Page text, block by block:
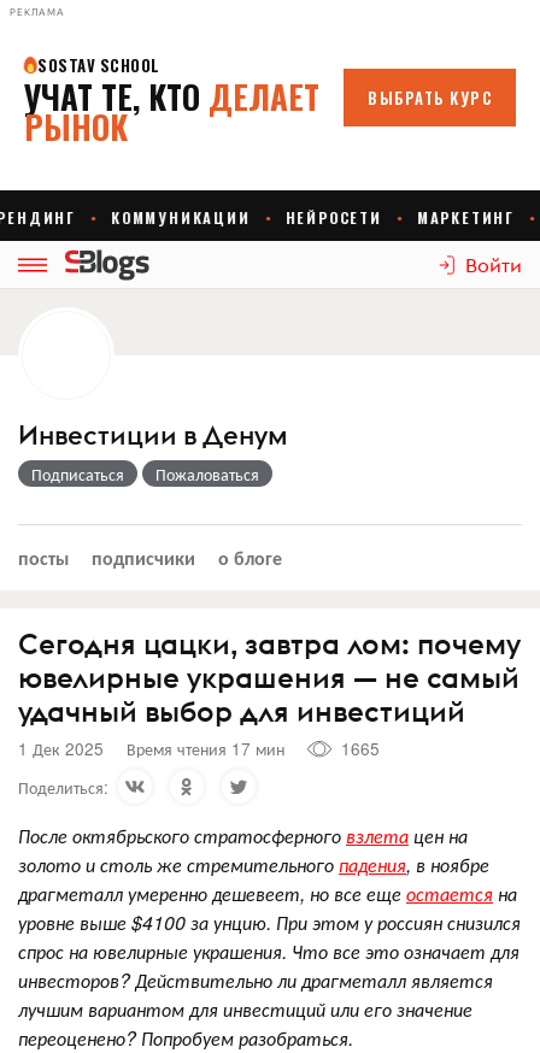
РЕКЛАМА
Войти
Инвестиции в Денум
Подписаться Пожаловаться
посты подписчики о блоге
Сегодня цацки, завтра лом: почему
ювелирные украшения — не самый
удачный выбор для инвестиций
1 Дек 2025 Время чтения 17 мин
1665
Поделиться:
После октябрьского стратосферного взлета цен на
золото и столь же стремительного падения, в ноябре
драгметалл умеренно дешевеет, но все ещеостается на
уровне выше $4100 за унцию. При этом у россиян снизился
спрос на ювелирные украшения. Что все это означает для
инвесторов? Действительно ли драгметалл является
лучшим вариантом для инвестиций или его значение
переоценено? Попробуем разобраться.